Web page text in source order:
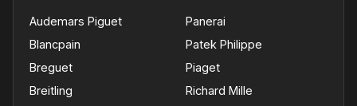
Audemars Piguet
Blancpain
Breguet
Breitling
Panerai
Patek Philippe
Piaget
Richard Mille